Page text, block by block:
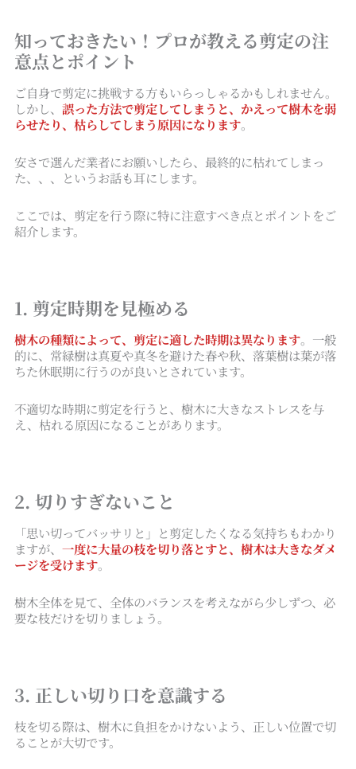
知っておきたい！プロが教える剪定の注
意点とポイント
ご自身で剪定に挑戦する方もいらっしゃるかもしれません。
しかし、 誤った方法で剪定してしまうと、かえって樹木を弱
らせたり、枯らしてしまう原因になります。
安さで選んだ業者にお願いしたら、最終的に枯れてしまっ
た、、、というお話も耳にします。
ここでは、剪定を行う際に特に注意すべき点とポイントをご
紹介します。
1. 剪定時期を見極める
樹木の種類によって、剪定に適した時期は異なります。一般
的に、常緑樹は真夏や真冬を避けた春や秋、落葉樹は葉が落
ちた休眠期に行うのが良いとされています。
不適切な時期に剪定を行うと、樹木に大きなストレスを与
え、枯れる原因になることがあります。
2. 切りすぎないこと
「思い切ってバッサリと」と剪定したくなる気持ちもわかり
ますが、 一度に大量の枝を切り落とすと、樹木は大きなダメ
ージを受けます。
樹木全体を見て、全体のバランスを考えながら少しずつ、必
要な枝だけを切りましょう。
3. 正しい切り口を意識する
枝を切る際は、樹木に負担をかけないよう、正しい位置で切
ることが大切です。